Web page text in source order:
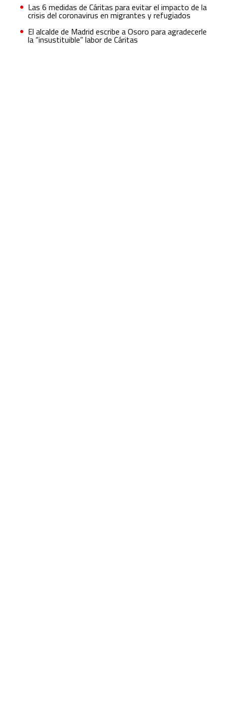
Las 6 medidas de Cáritas para evitar el impacto de la
crisis del coronavirus en migrantes y refugiados
El alcalde de Madrid escribe a Osoro para agradecerle
la “insustituible” labor de Cáritas